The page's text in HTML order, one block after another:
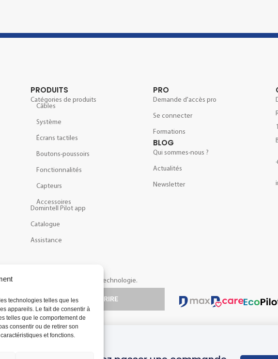
technologies telles que les
appareils. Le fait de consentir à
telles que le comportement de
consentir ou de retirer son
et fonctions.
PRODUITS
Catégories de produits
Câbles
Système
Écrans tactiles
Boutons-poussoirs
Fonctionnalités
Capteurs
Accessoires
Domintell Pilot app
Catalogue
Assistance
PRO
Demande d'accès pro
Se connecter
Formations
BLOG
Qui sommes-nous ?
Actualités
Newsletter
et nouveautés à propos de notre technologie.
S'INSCRIRE